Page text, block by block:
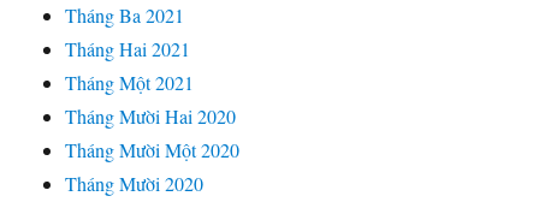
Tháng Ba 2021
Tháng Hai 2021
Tháng Một 2021
Tháng Mười Hai 2020
Tháng Mười Một 2020
Tháng Mười 2020